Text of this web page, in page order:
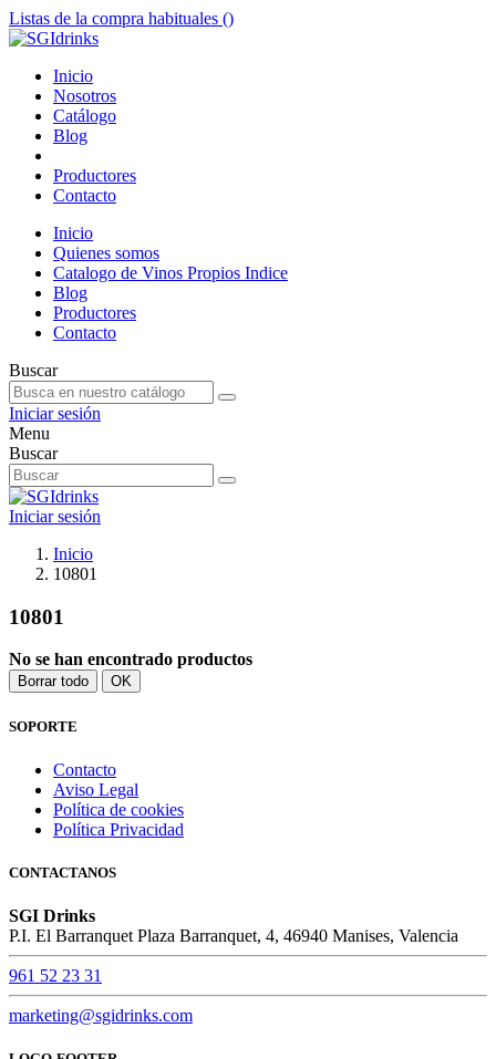
Listas de la compra habituales ()
Inicio
Nosotros
Catálogo
Blog
Productores
Contacto
Inicio
Quienes somos
Catalogo de Vinos Propios Indice
Blog
Productores
Contacto
Buscar
Iniciar sesión
Menu
Buscar
Iniciar sesión
Inicio
10801
10801
No se han encontrado productos
Borrar todo OK
SOPORTE
Contacto
Aviso Legal
Política de cookies
Política Privacidad
CONTACTANOS
SGI Drinks
P.I. El Barranquet Plaza Barranquet, 4, 46940 Manises, Valencia
961 52 23 31
marketing@sgidrinks.com